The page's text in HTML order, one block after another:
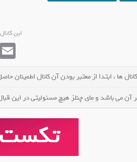
این
Email
ها ، ابتدا از معتبر بودن آن کانال اطمینان
آن می باشد و مای چنلز هیچ مسئولیتی در این